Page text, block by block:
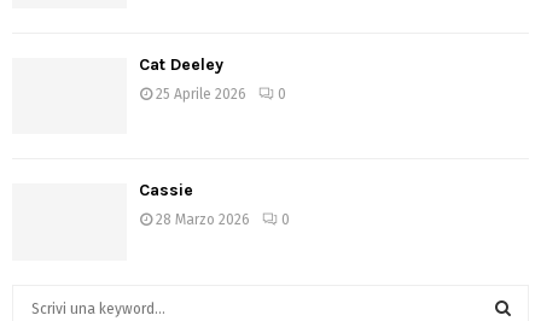
Cat Deeley
25 Aprile 2026 0
Cassie
28 Marzo 2026 0